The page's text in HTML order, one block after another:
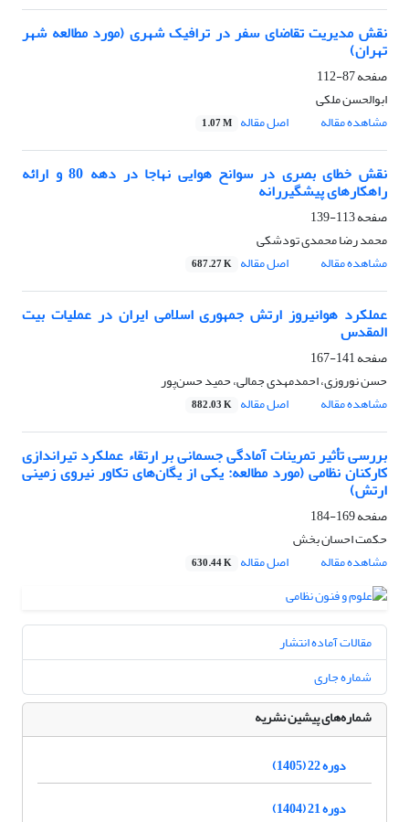
نقش مدیریت تقاضای سفر در ترافیک شهری (مورد مطالعه شهر
تهران)
صفحه87-112
ابوالحسن ملکی
مشاهده مقاله
اصل مقاله 1.07 M
نقش خطای بصری در سوانح هوایی نهاجا در دهه 80 و ارائه
راهکارهای پیشگیررانه
صفحه113-139
محمد رضا محمدی تودشکی
مشاهده مقاله
اصل مقاله 687.27 K
عملکرد هوانیروز ارتش جمهوری اسلامی ایران در عملیات بیت
المقدس
صفحه141-167
حسن نوروزی، احمدمهدی جمالی، حمید حسن‌پور
مشاهده مقاله
اصل مقاله 882.03 K
بررسی تأثیر تمرینات آمادگی جسمانی بر ارتقاء عملکرد تیراندازی
کارکنان نظامی (مورد مطالعه: یکی از یگان‌های تکاور نیروی زمینی
ارتش)
صفحه169-184
حکمت احسان بخش
مشاهده مقاله
اصل مقاله 630.44 K
مقالات آماده انتشار
شماره جاری
شماره‌های پیشین نشریه
دوره 22 (1405)
دوره 21 (1404)